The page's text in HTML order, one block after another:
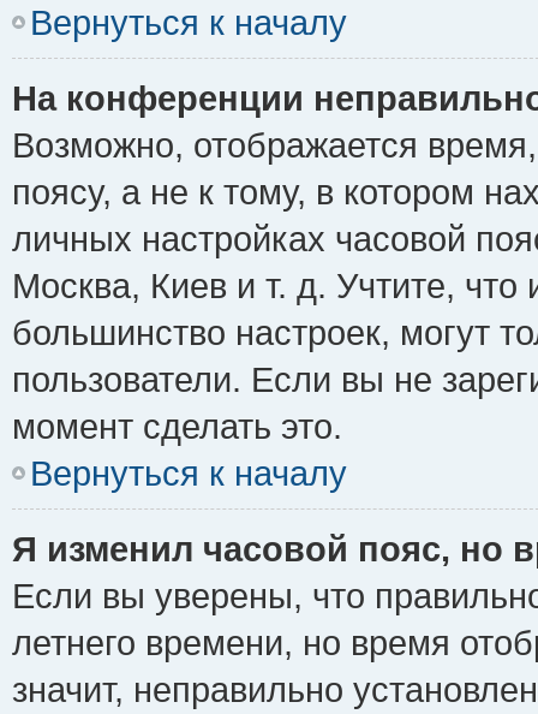
Вернуться к началу
На конференции
Возможно, отображается
поясу, а не к тому, в котором
личных настройках часовой
Москва, Киев и т. д. Учтите, что
большинство настроек, могут
пользователи. Если вы не
момент сделать это.
Вернуться к началу
Я изменил часовой пояс, но
Если вы уверены, что
летнего времени, но время
значит, неправильно